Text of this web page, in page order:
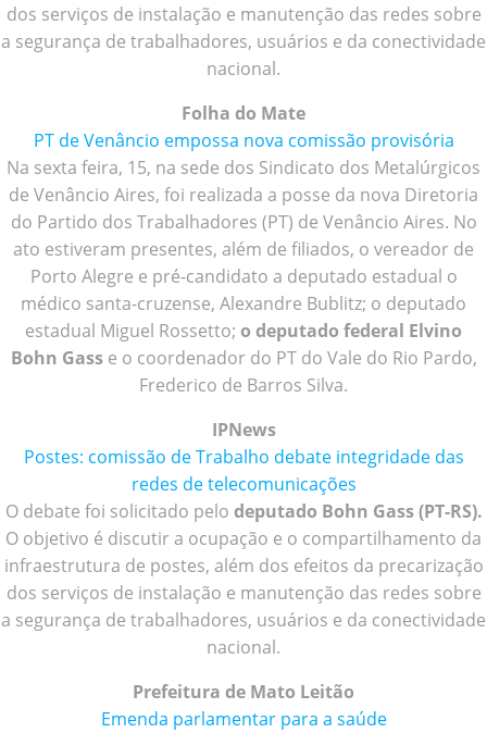
dos serviços de instalação e manutenção das redes sobre
a segurança de trabalhadores, usuários e da conectividade
nacional.
Folha do Mate
PT de Venâncio empossa nova comissão provisória
Na sexta feira, 15, na sede dos Sindicato dos Metalúrgicos
de Venâncio Aires, foi realizada a posse da nova Diretoria
do Partido dos Trabalhadores (PT) de Venâncio Aires. No
ato estiveram presentes, além de filiados, o vereador de
Porto Alegre e pré-candidato a deputado estadual o
médico santa-cruzense, Alexandre Bublitz; o deputado
estadual Miguel Rossetto; o deputado federal Elvino
Bohn Gass e o coordenador do PT do Vale do Rio Pardo,
Frederico de Barros Silva.
IPNews
Postes: comissão de Trabalho debate integridade das
redes de telecomunicações
O debate foi solicitado pelo deputado Bohn Gass (PT-RS).
O objetivo é discutir a ocupação e o compartilhamento da
infraestrutura de postes, além dos efeitos da precarização
dos serviços de instalação e manutenção das redes sobre
a segurança de trabalhadores, usuários e da conectividade
nacional.
Prefeitura de Mato Leitão
Emenda parlamentar para a saúde